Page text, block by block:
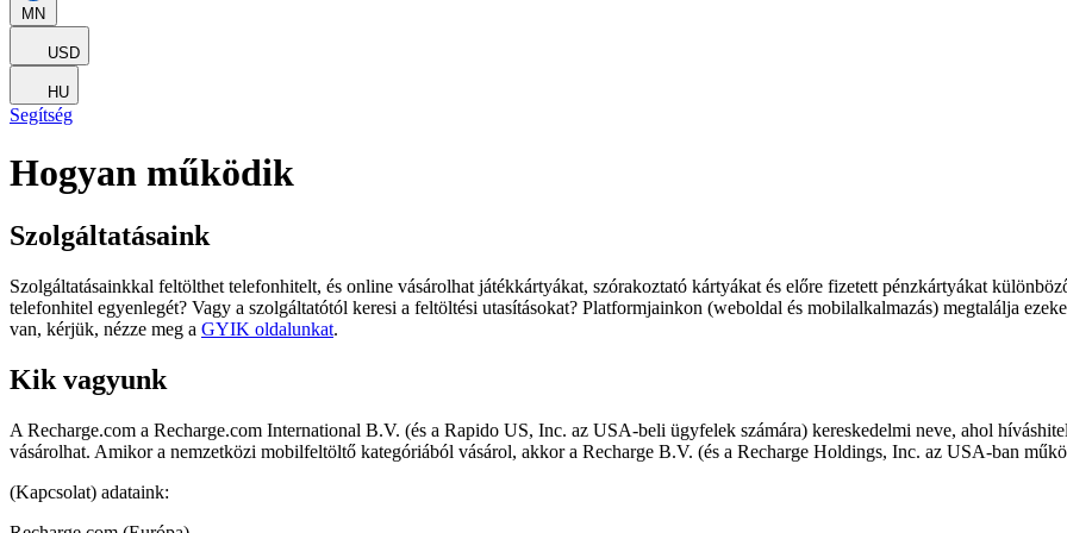
MN
USD
HU
Segítség
Hogyan működik
Szolgáltatásaink
Szolgáltatásainkkal feltölthet telefonhitelt, és online vásárolhat játékkártyákat, szórakoztató kártyákat és előre fizetett pénzkártyákat
telefonhitel egyenlegét? Vagy a szolgáltatótól keresi a feltöltési utasításokat? Platformjainkon (weboldal és mobilalkalmazás) megtalálja
van, kérjük, nézze meg a GYIK oldalunkat.
Kik vagyunk
A Recharge.com a Recharge.com International B.V. (és a Rapido US, Inc. az USA-beli ügyfelek számára) kereskedelmi neve, ahol
vásárolhat. Amikor a nemzetközi mobilfeltöltő kategóriából vásárol, akkor a Recharge B.V. (és a Recharge Holdings, Inc. az USA-ban
(Kapcsolat) adataink: